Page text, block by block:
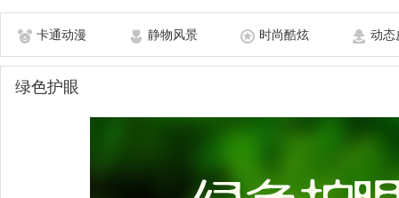
卡通动漫 静物风景 时尚酷炫 动态
绿色护眼